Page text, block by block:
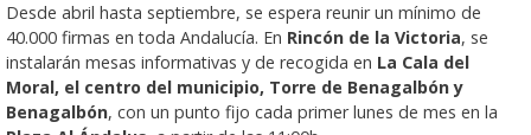
Desde abril hasta septiembre, se espera reunir un mínimo de
40.000 firmas en toda Andalucía. En Rincón de la Victoria, se
instalarán mesas informativas y de recogida en La Cala del
Moral, el centro del municipio, Torre de Benagalbón y
Benagalbón, con un punto fijo cada primer lunes de mes en la